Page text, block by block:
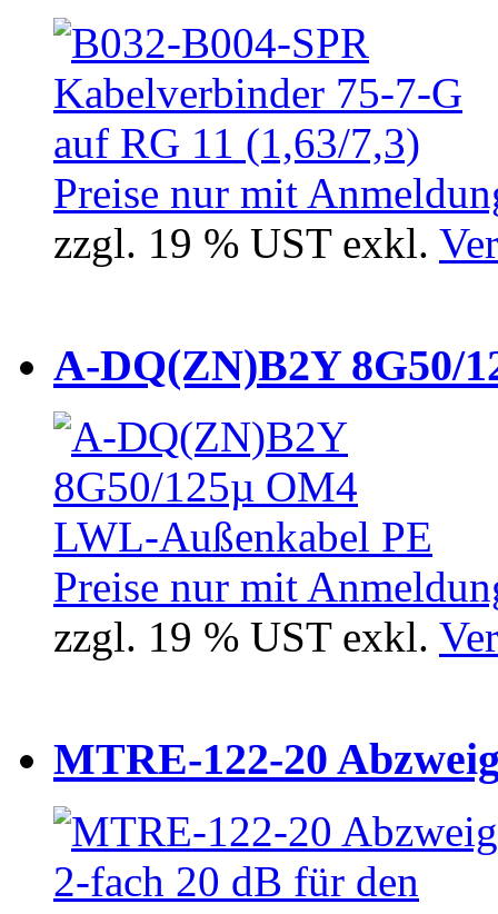
Preise nur mit
zzgl. 19 % UST exkl.
A-DQ(ZN)B2Y 8G50/
Preise nur mit
zzgl. 19 % UST exkl.
MTRE-122-20